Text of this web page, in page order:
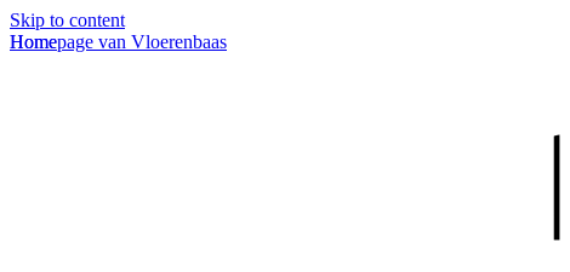
Skip to content
Homepage van Vloerenbaas
Home